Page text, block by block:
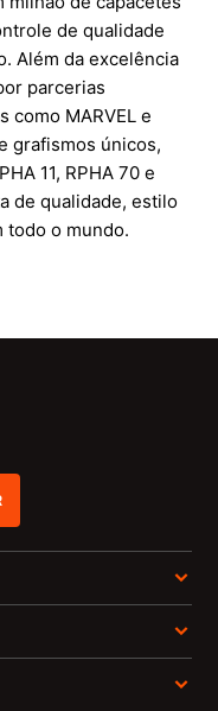
de qualidade
Além da excelência
parcerias
como MARVEL e
grafismos únicos,
11, RPHA 70 e
de qualidade, estilo
todo o mundo.